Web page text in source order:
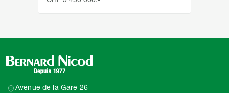
Avenue de la Gare 26